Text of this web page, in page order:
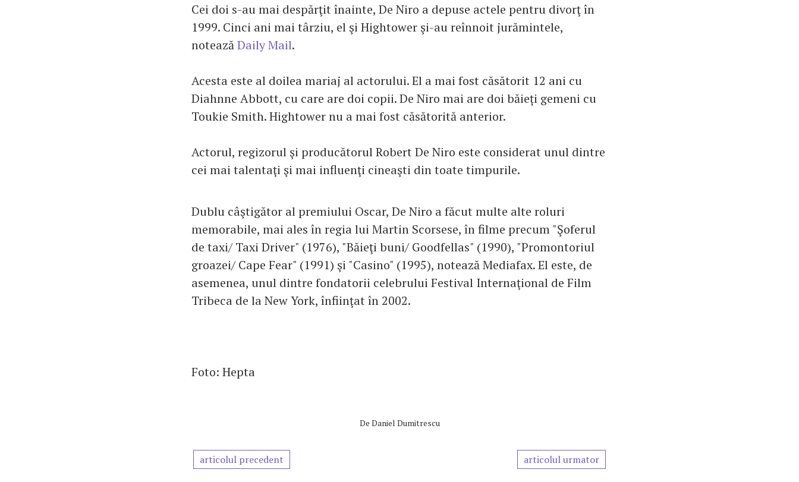
Cei doi s-au mai despărţit înainte, De Niro a depuse actele pentru divorţ în
1999. Cinci ani mai târziu, el şi Hightower şi-au reînnoit jurămintele,
noteazăDaily Mail.
Acesta este al doilea mariaj al actorului. El a mai fost căsătorit 12 ani cu
Diahnne Abbott, cu care are doi copii. De Niro mai are doi băieți gemeni cu
Toukie Smith. Hightower nu a mai fost căsătorită anterior.
Actorul, regizorul şi producătorul Robert De Niro este considerat unul dintre
cei mai talentaţi şi mai influenţi cineaşti din toate timpurile.
Dublu câştigător al premiului Oscar, De Niro a făcut multe alte roluri
memorabile, mai ales în regia lui Martin Scorsese, în filme precum "Şoferul
de taxi/ Taxi Driver" (1976), "Băieţi buni/ Goodfellas" (1990), "Promontoriul
groazei/ Cape Fear" (1991) şi "Casino" (1995), notează Mediafax. El este, de
asemenea, unul dintre fondatorii celebrului Festival Internaţional de Film
Tribeca de la New York, înfiinţat în 2002.
Foto: Hepta
De Daniel Dumitrescu
articolul precedent articolul urmator